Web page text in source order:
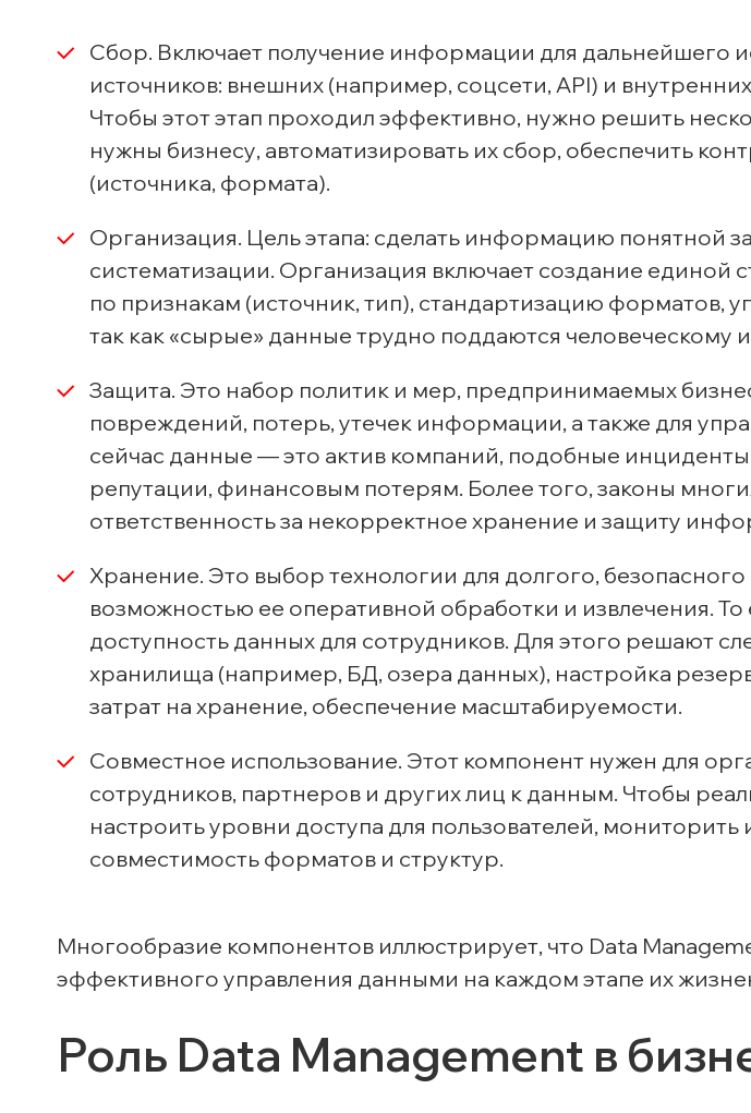
Сбор. Включает получение информации для дальнейшего
источников: внешних (например, соцсети, API) и
Чтобы этот этап проходил эффективно, нужно решить
нужны бизнесу, автоматизировать их сбор, обеспечить
(источника, формата).
Организация. Цель этапа: сделать информацию понятной
систематизации. Организация включает создание единой
по признакам (источник, тип), стандартизацию форматов,
так как «сырые» данные трудно поддаются человеческому
Защита. Это набор политик и мер, предпринимаемых
повреждений, потерь, утечек информации, а также для
сейчас данные — это актив компаний, подобные
репутации, финансовым потерям. Более того, законы
ответственность за некорректное хранение и защиту
Хранение. Это выбор технологии для долгого,
возможностью ее оперативной обработки и извлечения. То
доступность данных для сотрудников. Для этого решают
хранилища (например, БД, озера данных), настройка
затрат на хранение, обеспечение масштабируемости.
Совместное использование. Этот компонент нужен для
сотрудников, партнеров и других лиц к данным. Чтобы
настроить уровни доступа для пользователей, мониторить
совместимость форматов и структур.
Многообразие компонентов иллюстрирует, что Data
эффективного управления данными на каждом этапе их
Роль Data Management в